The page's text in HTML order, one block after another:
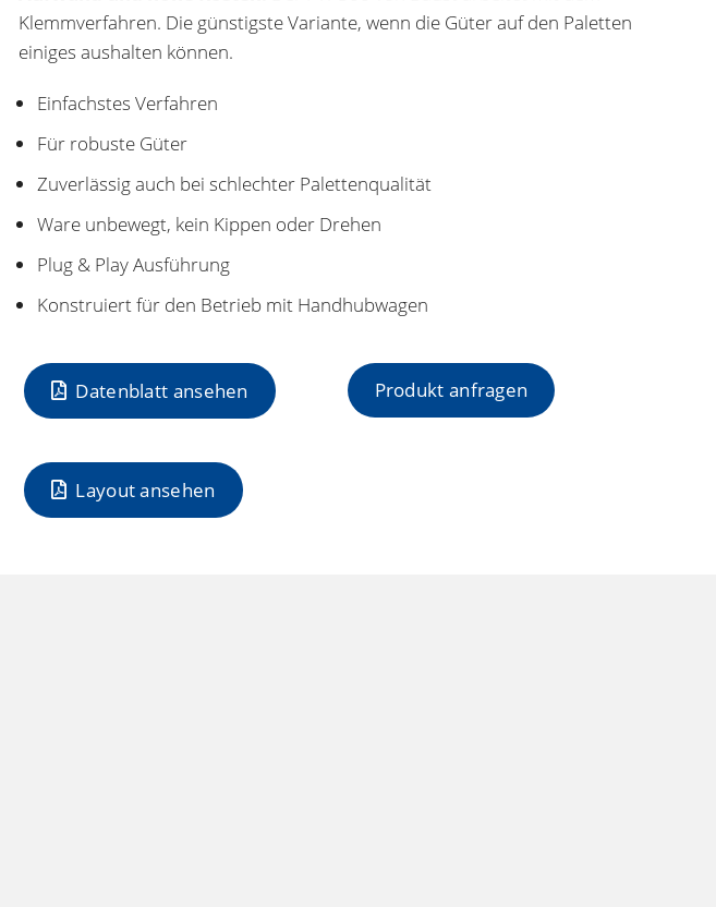
Klemmverfahren. Die günstigste Variante, wenn die Güter auf den Paletten
einiges aushalten können.
Einfachstes Verfahren
Für robuste Güter
Zuverlässig auch bei schlechter Palettenqualität
Ware unbewegt, kein Kippen oder Drehen
Plug & Play Ausführung
Konstruiert für den Betrieb mit Handhubwagen
Datenblatt ansehen
Layout ansehen
Produkt anfragen